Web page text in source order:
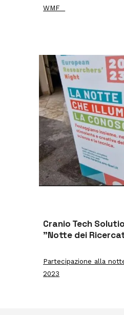
WMF
Cranio Tech
"Notte dei
Partecipazione alla
2023